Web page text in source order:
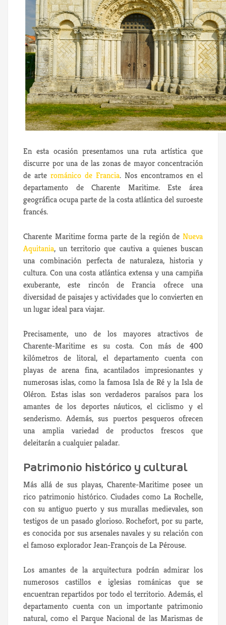
En esta ocasión presentamos una ruta artística que
discurre por una de las zonas de mayor concentración
de arte románico de Francia. Nos encontramos en el
departamento de Charente Maritime. Este área
geográfica ocupa parte de la costa atlántica del suroeste
francés.
Charente Maritime forma parte de la región de Nueva
Aquitania, un territorio que cautiva a quienes buscan
una combinación perfecta de naturaleza, historia y
cultura. Con una costa atlántica extensa y una campiña
exuberante, este rincón de Francia ofrece una
diversidad de paisajes y actividades que lo convierten en
un lugar ideal para viajar.
Precisamente, uno de los mayores atractivos de
Charente-Maritime es su costa. Con más de 400
kilómetros de litoral, el departamento cuenta con
playas de arena fina, acantilados impresionantes y
numerosas islas, como la famosa Isla de Ré y la Isla de
Oléron. Estas islas son verdaderos paraísos para los
amantes de los deportes náuticos, el ciclismo y el
senderismo. Además, sus puertos pesqueros ofrecen
una amplia variedad de productos frescos que
deleitarán a cualquier paladar.
Patrimonio histórico y cultural
Más allá de sus playas, Charente-Maritime posee un
rico patrimonio histórico. Ciudades como La Rochelle,
con su antiguo puerto y sus murallas medievales, son
testigos de un pasado glorioso. Rochefort, por su parte,
es conocida por sus arsenales navales y su relación con
el famoso explorador Jean-François de La Pérouse.
Los amantes de la arquitectura podrán admirar los
numerosos castillos e iglesias románicas que se
encuentran repartidos por todo el territorio. Además, el
departamento cuenta con un importante patrimonio
natural, como el Parque Nacional de las Marismas de